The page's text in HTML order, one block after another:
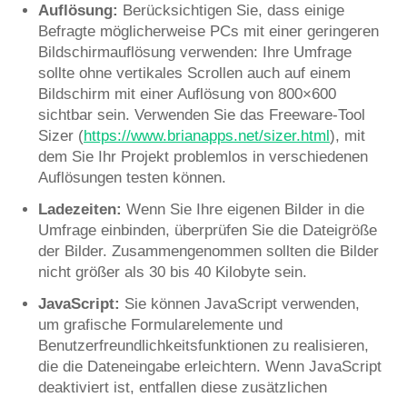
Auflösung: Berücksichtigen Sie, dass einige
Befragte möglicherweise PCs mit einer geringeren
Bildschirmauflösung verwenden: Ihre Umfrage
sollte ohne vertikales Scrollen auch auf einem
Bildschirm mit einer Auflösung von 800×600
sichtbar sein. Verwenden Sie das Freeware-Tool
Sizer (https://www.brianapps.net/sizer.html), mit
dem Sie Ihr Projekt problemlos in verschiedenen
Auflösungen testen können.
Ladezeiten: Wenn Sie Ihre eigenen Bilder in die
Umfrage einbinden, überprüfen Sie die Dateigröße
der Bilder. Zusammengenommen sollten die Bilder
nicht größer als 30 bis 40 Kilobyte sein.
JavaScript: Sie können JavaScript verwenden,
um grafische Formularelemente und
Benutzerfreundlichkeitsfunktionen zu realisieren,
die die Dateneingabe erleichtern. Wenn JavaScript
deaktiviert ist, entfallen diese zusätzlichen